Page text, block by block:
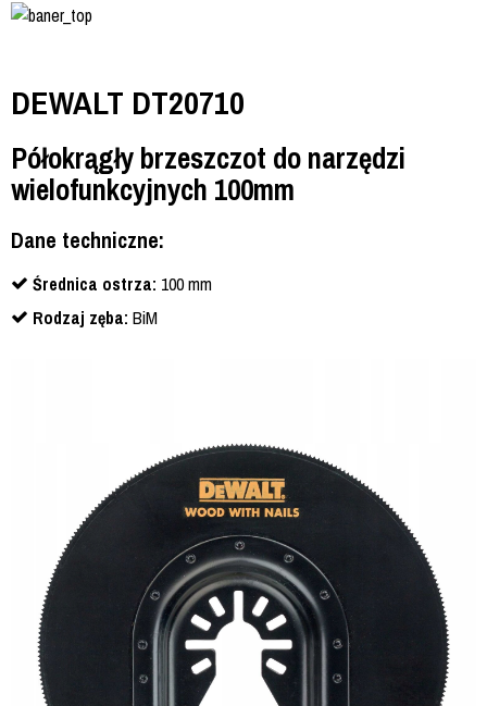
DEWALT DT20710
Półokrągły brzeszczot do narzędzi
wielofunkcyjnych 100mm
Dane techniczne:
Średnica ostrza: 100 mm
Rodzaj zęba: BiM